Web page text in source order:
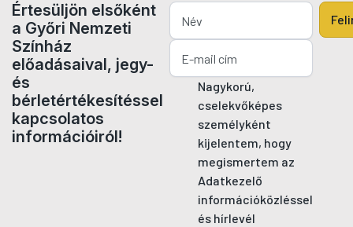
Értesüljön elsőként
a Győri Nemzeti
Színház
előadásaival, jegy-
és
bérletértékesítéssel
kapcsolatos
információiról!
Nagykorú,
cselekvőképes
személyként
kijelentem, hogy
megismertem az
Adatkezelő
információközléssel
és hírlevél